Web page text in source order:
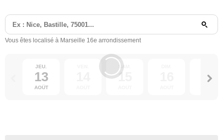
Vous êtes localisé à Marseille 16e arrondissement
JEU.
13
AOÛT
15 17